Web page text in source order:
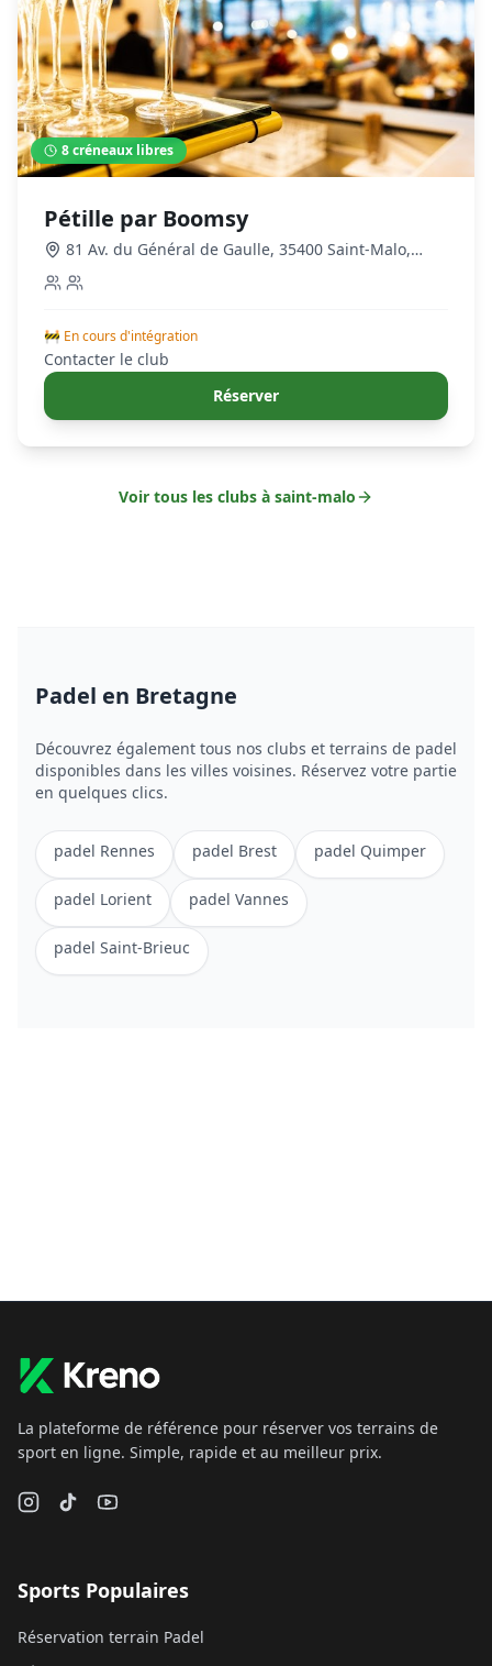
8créneaux libres
Pétille par Boomsy
81 Av. du Général de Gaulle, 35400 Saint-Malo,
France
🚧 En cours d'intégration
Contacter le club
Réserver
Voir tous les clubs à saint-malo
Padel en Bretagne
Découvrez également tous nos clubs et terrains de padel
disponibles dans les villes voisines. Réservez votre partie
en quelques clics.
padel Rennes padel Brest padel Quimper
padel Lorient padel Vannes
padel Saint-Brieuc
La plateforme de référence pour réserver vos terrains de
sport en ligne. Simple, rapide et au meilleur prix.
Sports Populaires
Réservation terrain Padel